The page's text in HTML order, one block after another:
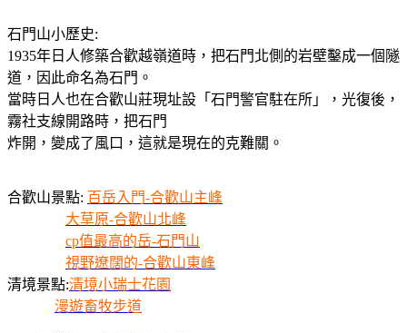
石門山小歷史:
1935年日人修築合歡越嶺道時，把石門北側的岩壁鑿成一個隧
道，因此命名為石門。
當時日人也在合歡山莊現址設「石門警官駐在所」，光復後，
霧社支線開路時，把石門
炸開，變成了風口，這就是現在的克難關。
合歡山景點: 百岳入門-合歡山主峰
大草原-合歡山北峰
cp值最高的岳-石門山
視野遼闊的-合歡山東峰
清境景點:清境小瑞士花園
漫遊畜牧步道